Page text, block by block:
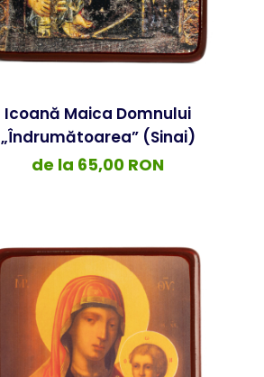
Icoană Maica Domnului
„Îndrumătoarea” (Sinai)
de la 65,00 RON